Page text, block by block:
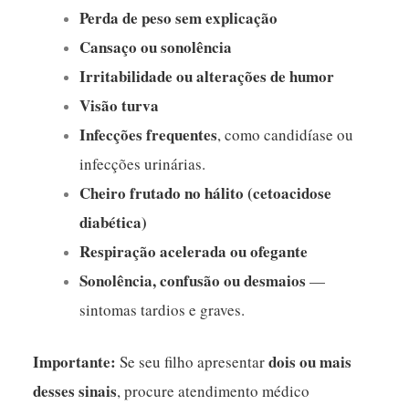
Perda de peso sem explicação
Cansaço ou sonolência
Irritabilidade ou alterações de humor
Visão turva
Infecções frequentes, como candidíase ou
infecções urinárias.
Cheiro frutado no hálito (cetoacidose
diabética)
Respiração acelerada ou ofegante
Sonolência, confusão ou desmaios —
sintomas tardios e graves.
Importante: Se seu filho apresentardois ou mais
desses sinais, procure atendimento médico